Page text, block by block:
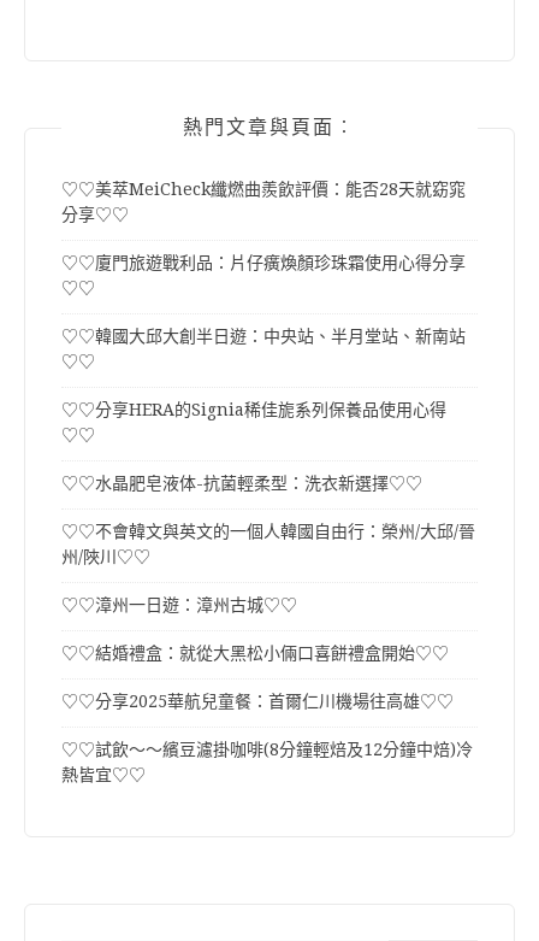
熱門文章與頁面︰
♡♡美萃MeiCheck纖燃曲羨飲評價：能否28天就窈窕
分享♡♡
♡♡廈門旅遊戰利品：片仔癀煥顏珍珠霜使用心得分享
♡♡
♡♡韓國大邱大創半日遊：中央站、半月堂站、新南站
♡♡
♡♡分享HERA的Signia稀佳旎系列保養品使用心得
♡♡
♡♡水晶肥皂液体-抗菌輕柔型：洗衣新選擇♡♡
♡♡不會韓文與英文的一個人韓國自由行：榮州/大邱/晉
州/陜川♡♡
♡♡漳州一日遊：漳州古城♡♡
♡♡結婚禮盒：就從大黑松小倆口喜餅禮盒開始♡♡
♡♡分享2025華航兒童餐：首爾仁川機場往高雄♡♡
♡♡試飲～～繽豆濾掛咖啡(8分鐘輕焙及12分鐘中焙)冷
熱皆宜♡♡